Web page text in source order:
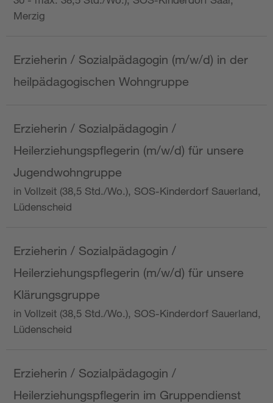
Merzig
Erzieherin / Sozialpädagogin (m/w/d) in der
heilpädagogischen Wohngruppe
Erzieherin / Sozialpädagogin /
Heilerziehungspflegerin (m/w/d) für unsere
Jugendwohngruppe
in Vollzeit (38,5 Std./Wo.), SOS-Kinderdorf Sauerland,
Lüdenscheid
Erzieherin / Sozialpädagogin /
Heilerziehungspflegerin (m/w/d) für unsere
Klärungsgruppe
in Vollzeit (38,5 Std./Wo.), SOS-Kinderdorf Sauerland,
Lüdenscheid
Erzieherin / Sozialpädagogin /
Heilerziehungspflegerin im Gruppendienst